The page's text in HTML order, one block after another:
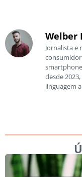
Welber
Jornalista e
desde
linguagem